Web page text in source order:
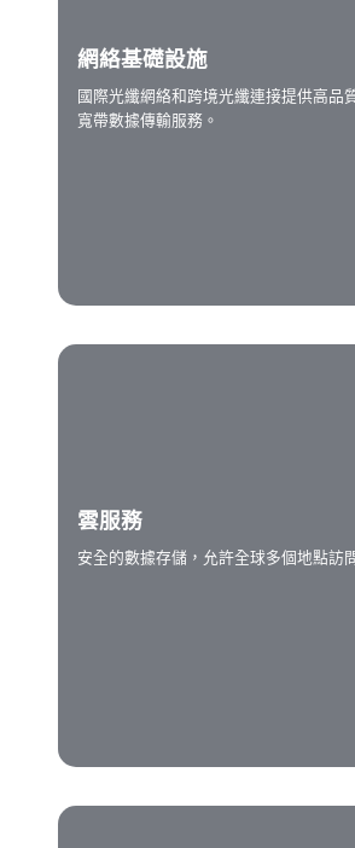
網絡基礎設施
國際光纖網絡和跨境光纖連接提供高品
寬帶數據傳輸服務。
雲服務
安全的數據存儲，允許全球多個地點訪